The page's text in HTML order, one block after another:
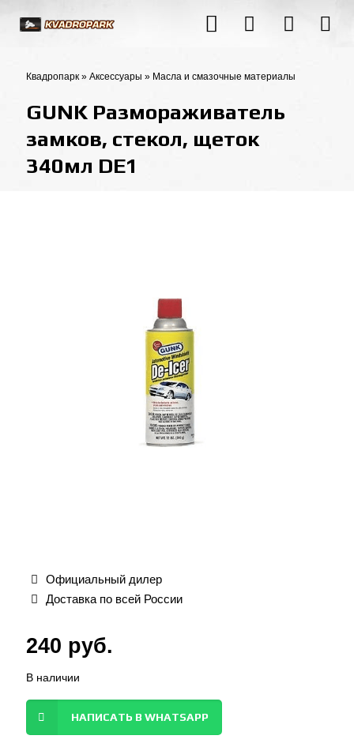
Квадропарк » Аксессуары » Масла и смазочные материалы
GUNK Размораживатель
замков, стекол, щеток
340мл DE1
Официальный дилер
Доставка по всей России
240 руб.
В наличии
НАПИСАТЬ В WHATSAPP